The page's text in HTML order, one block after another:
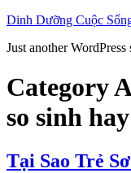
Skip
content
Dinh Dưỡng Cuộc
Just another WordPress
Category
so sinh
Tại Sao Trẻ